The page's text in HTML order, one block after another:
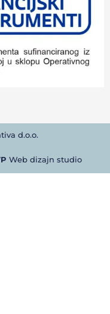
d.o.o.
Web dizajn studio